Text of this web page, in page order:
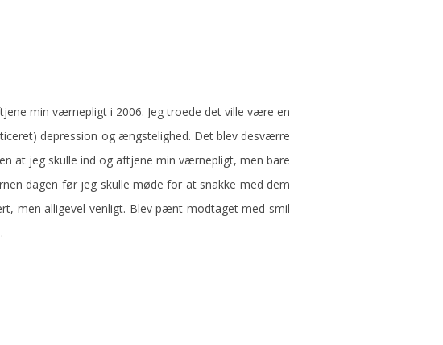
min værnepligt i 2006. Jeg troede det ville være en
depression og ængstelighed. Det blev desværre
at jeg skulle ind og aftjene min værnepligt, men bare
dagen før jeg skulle møde for at snakke med dem
men alligevel venligt. Blev pænt modtaget med smil